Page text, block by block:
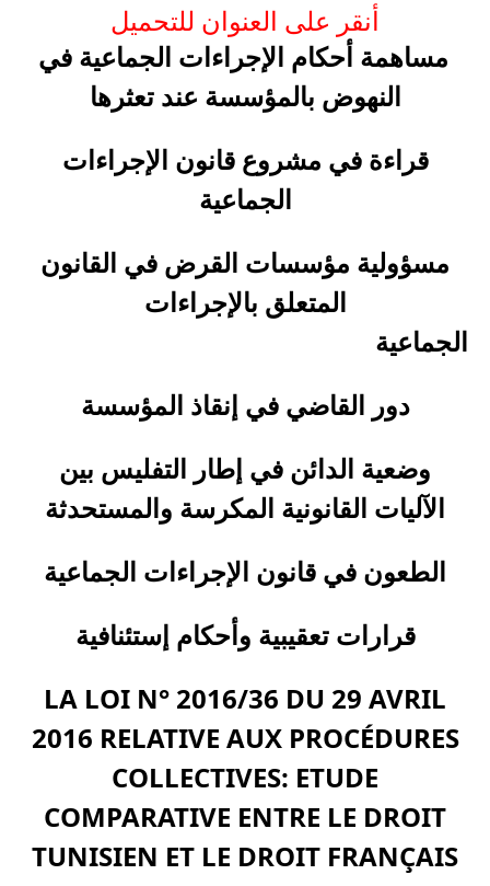
أنقر على العنوان للتحميل
مساهمة أحكام الإجراءات الجماعية في
النهوض بالمؤسسة عند تعثرها
قراءة في مشروع قانون الإجراءات
الجماعية
مسؤولية مؤسسات القرض في القانون
المتعلق بالإجراءات
الجماعية
دور القاضي في إنقاذ المؤسسة
وضعية الدائن في إطار التفليس بين
الآليات القانونية المكرسة والمستحدثة
الطعون في قانون الإجراءات الجماعية
قرارات تعقيبية وأحكام إستئنافية
LA LOI N° 2016/36 DU 29 AVRIL
2016 RELATIVE AUX PROCÉDURES
COLLECTIVES: ETUDE
COMPARATIVE ENTRE LE DROIT
TUNISIEN ET LE DROIT FRANÇAIS